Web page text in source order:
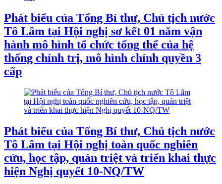
Phát biểu của Tổng Bí thư, Chủ tịch nước
Tô Lâm tại Hội nghị sơ kết 01 năm vận
hành mô hình tổ chức tổng thể của hệ
thống chính trị, mô hình chính quyền 3
cấp
Phát biểu của Tổng Bí thư, Chủ tịch nước
Tô Lâm tại Hội nghị toàn quốc nghiên
cứu, học tập, quán triệt và triển khai thực
hiện Nghị quyết 10-NQ/TW